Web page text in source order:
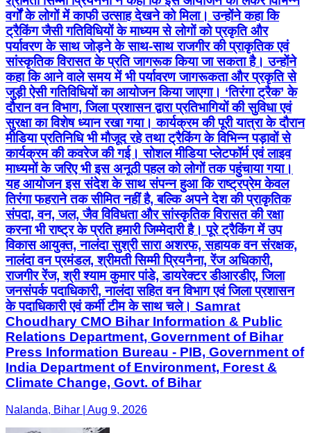
वर्गों के लोगों में काफी उत्साह देखने को मिला। उन्होंने कहा कि
ट्रैकिंग जैसी गतिविधियों के माध्यम से लोगों को प्रकृति और
पर्यावरण के साथ जोड़ने के साथ-साथ राजगीर की प्राकृतिक एवं
सांस्कृतिक विरासत के प्रति जागरूक किया जा सकता है। उन्होंने
कहा कि आने वाले समय में भी पर्यावरण जागरूकता और प्रकृति से
जुड़ी ऐसी गतिविधियों का आयोजन किया जाएगा। ‘तिरंगा ट्रैक’ के
दौरान वन विभाग, जिला प्रशासन द्वारा प्रतिभागियों की सुविधा एवं
सुरक्षा का विशेष ध्यान रखा गया। कार्यक्रम की पूरी यात्रा के दौरान
मीडिया प्रतिनिधि भी मौजूद रहे तथा ट्रैकिंग के विभिन्न पड़ावों से
कार्यक्रम की कवरेज की गई। सोशल मीडिया प्लेटफॉर्म एवं लाइव
माध्यमों के जरिए भी इस अनूठी पहल को लोगों तक पहुंचाया गया।
यह आयोजन इस संदेश के साथ संपन्न हुआ कि राष्ट्रप्रेम केवल
तिरंगा फहराने तक सीमित नहीं है, बल्कि अपने देश की प्राकृतिक
संपदा, वन, जल, जैव विविधता और सांस्कृतिक विरासत की रक्षा
करना भी राष्ट्र के प्रति हमारी जिम्मेदारी है। पूरे ट्रैकिंग में उप
विकास आयुक्त, नालंदा सुश्री सारा अशरफ, सहायक वन संरक्षक,
नालंदा वन प्रमंडल, श्रीमती सिम्मी प्रियनैना, रेंज अधिकारी,
राजगीर रेंज, श्री श्याम कुमार पांडे, डायरेक्टर डीआरडीए, जिला
जनसंपर्क पदाधिकारी, नालंदा सहित वन विभाग एवं जिला प्रशासन
के पदाधिकारी एवं कर्मी टीम के साथ चले। Samrat
Choudhary CMO Bihar Information & Public
Relations Department, Government of Bihar
Press Information Bureau - PIB, Government of
India Department of Environment, Forest &
Climate Change, Govt. of Bihar
Nalanda, Bihar | Aug 9, 2026